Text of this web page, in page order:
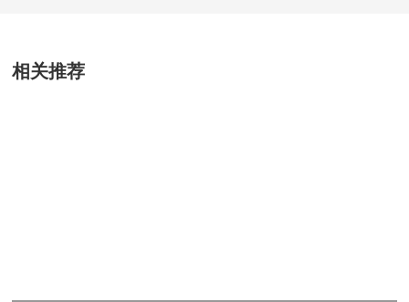
相关推荐